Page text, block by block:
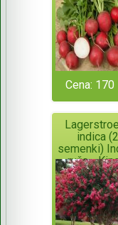
Cena: 170
indica
semenki)
ruža -